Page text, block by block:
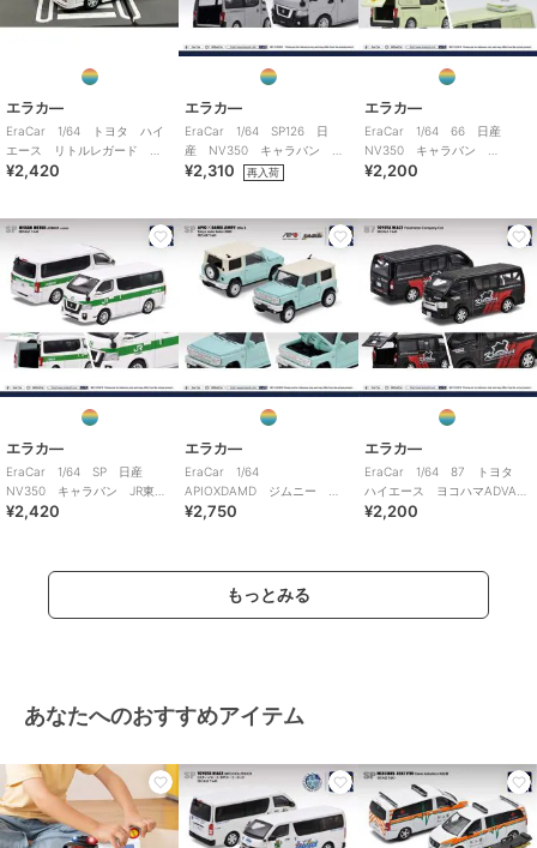
エラカ―
EraCar 1/64 トヨタ ハイ
エース リトルレガード
15th ANNIVERSARY
¥2,420
エラカ―
EraCar 1/64 SP126 日
産 NV350 キャラバン シ
ルバー 日本限定カラー
¥2,310 再入荷
エラカ―
EraCar 1/64 66 日産
NV350 キャラバン
AFCD（香港政府漁農自然護理
¥2,200
エラカ―
EraCar 1/64 SP 日産
NV350 キャラバン JR東日
本 土浦運輸区 業務用自動
¥2,420
エラカ―
EraCar 1/64
APIOXDAMD ジムニー
LITTLE B 東京オートサロン
¥2,750
エラカ―
EraCar 1/64 87 トヨタ
ハイエース ヨコハマADVAN
カンパニーカー
¥2,200
もっとみる
あなたへのおすすめアイテム